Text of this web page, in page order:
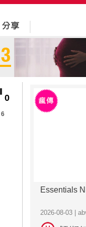
0
6
Essentials
2026-08-03 |